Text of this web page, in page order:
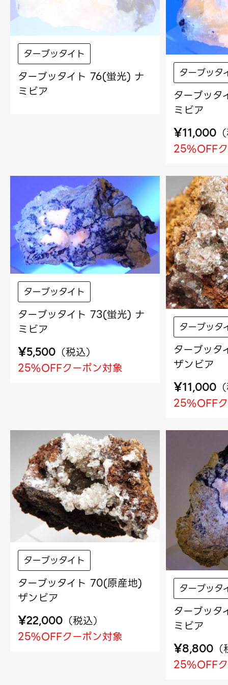
ターブッタイト
ターブッタイト 76(蛍光) ナ
ミビア
ターブッタ
ターブッ
ミビア
¥11,000 （
25%OFF
ターブッタイト
ターブッタイト 73(蛍光) ナ
ミビア
¥5,500 （税込）
25%OFFクーポン対象
ターブッタ
ターブッ
ザンビア
¥11,000 （
25%OFF
ターブッタイト
ターブッタイト 70(原産地)
ザンビア
¥22,000 （税込）
25%OFFクーポン対象
ターブッタ
ターブッ
ミビア
¥8,800 （
25%OFF